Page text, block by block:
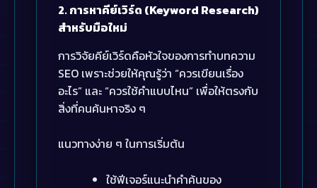
2. การหาคีย์เวิร์ด (Keyword Research)
สำหรับมือใหม่
การวิจัยคีย์เวิร์ดคือหัวใจของการทำบทความ
SEO เพราะช่วยให้คุณรู้ว่า “ควรเขียนเรื่อง
อะไร” และ “ควรใช้คำแบบไหน” เพื่อให้ตรงกับ
สิ่งที่คนค้นหาจริง ๆ
แนวทางง่าย ๆ ในการเริ่มต้น
ใช้ฟีเจอร์แนะนำคำค้นของ